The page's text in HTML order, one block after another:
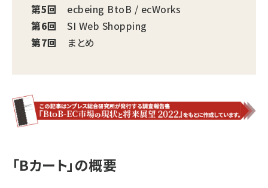
第5回 ecbeing BtoB / ecWorks
第6回 SI Web Shopping
第7回 まとめ
「Bカート」の概要